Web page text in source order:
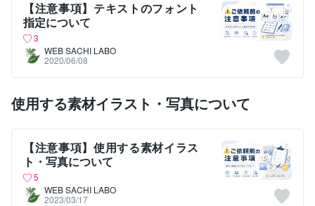
【注意事項】テキストのフォント
指定について
3
WEB SACHI LABO
2020/06/08
使用する素材イラスト・写真について
【注意事項】使用する素材イラス
ト・写真について
5
WEB SACHI LABO
2023/03/17